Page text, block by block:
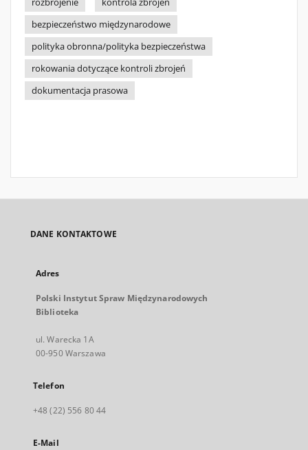
rozbrojenie
kontrola zbrojeń
bezpieczeństwo międzynarodowe
polityka obronna/polityka bezpieczeństwa
rokowania dotyczące kontroli zbrojeń
dokumentacja prasowa
DANE KONTAKTOWE
Adres
Polski Instytut Spraw Międzynarodowych
Biblioteka
ul. Warecka 1A
00-950 Warszawa
Telefon
+48 (22) 556 80 44
E-Mail